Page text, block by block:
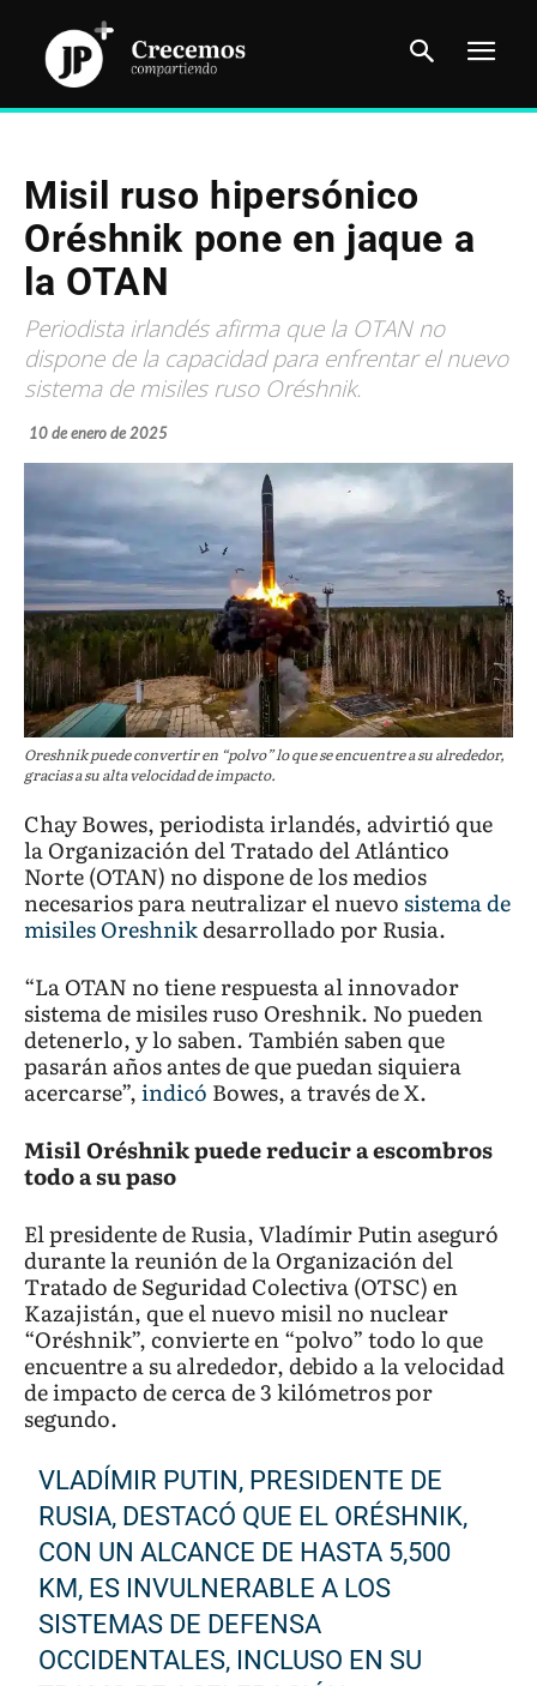
Misil ruso hipersónico
Oréshnik pone en jaque a
la OTAN
Periodista irlandés afirma que la OTAN no
dispone de la capacidad para enfrentar el nuevo
sistema de misiles ruso Oréshnik.
10 de enero de 2025
Oreshnik puede convertir en “polvo” lo que se encuentre a su alrededor,
gracias a su alta velocidad de impacto.
Chay Bowes, periodista irlandés, advirtió que
la Organización del Tratado del Atlántico
Norte (OTAN) no dispone de los medios
necesarios para neutralizar el nuevo sistema de
misiles Oreshnikdesarrollado por Rusia.
“La OTAN no tiene respuesta al innovador
sistema de misiles ruso Oreshnik. No pueden
detenerlo, y lo saben. También saben que
pasarán años antes de que puedan siquiera
acercarse”,indicó Bowes, a través de X.
Misil Oréshnik puede reducir a escombros
todo a su paso
El presidente de Rusia, Vladímir Putin aseguró
durante la reunión de la Organización del
Tratado de Seguridad Colectiva (OTSC) en
Kazajistán, que el nuevo misil no nuclear
“Oréshnik”, convierte en “polvo” todo lo que
encuentre a su alrededor, debido a la velocidad
de impacto de cerca de 3 kilómetros por
segundo.
VLADÍMIR PUTIN, PRESIDENTE DE
RUSIA, DESTACÓ QUE EL ORÉSHNIK,
CON UN ALCANCE DE HASTA 5,500
KM, ES INVULNERABLE A LOS
SISTEMAS DE DEFENSA
OCCIDENTALES, INCLUSO EN SU